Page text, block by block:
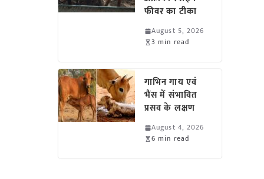
फीवर का टीका
August 5, 2026
3 min read
गाभिन गाय एवं
भैंस में संभावित
प्रसव के लक्षण
August 4, 2026
6 min read